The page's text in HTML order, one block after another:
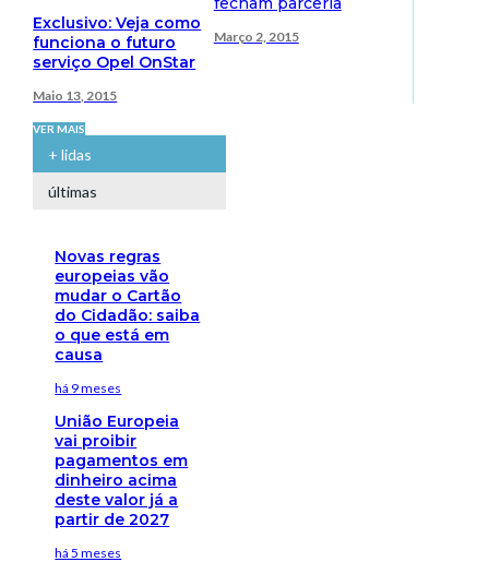
Exclusivo: Veja como
funciona o futuro
serviço Opel OnStar
Maio 13, 2015
Março 2, 2015
VER MAIS
+ lidas
últimas
Novas regras
europeias vão
mudar o Cartão
do Cidadão: saiba
o que está em
causa
há 9 meses
União Europeia
vai proibir
pagamentos em
dinheiro acima
deste valor já a
partir de 2027
há 5 meses